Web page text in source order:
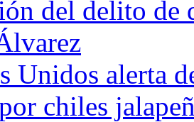
del delito de
Unidos alerta
chiles